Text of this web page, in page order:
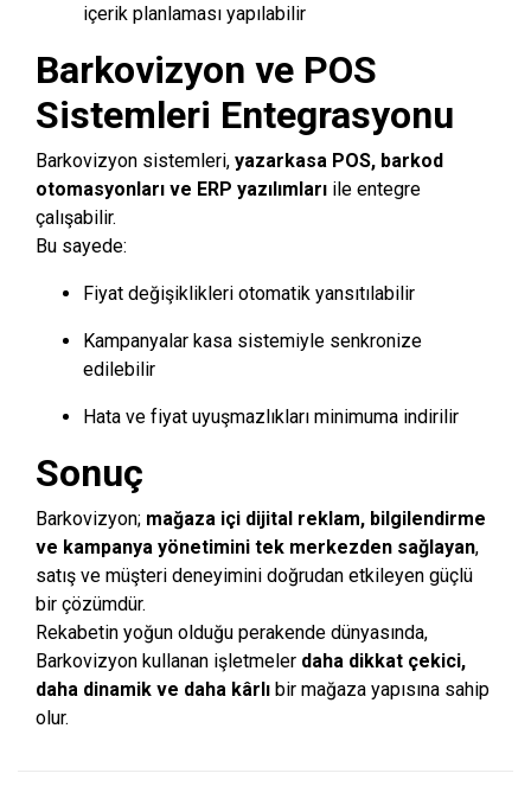
içerik planlaması yapılabilir
Barkovizyon ve POS
Sistemleri Entegrasyonu
Barkovizyon sistemleri, yazarkasa POS, barkod
otomasyonları ve ERP yazılımları ile entegre
çalışabilir.
Bu sayede:
Fiyat değişiklikleri otomatik yansıtılabilir
Kampanyalar kasa sistemiyle senkronize
edilebilir
Hata ve fiyat uyuşmazlıkları minimuma indirilir
Sonuç
Barkovizyon; mağaza içi dijital reklam, bilgilendirme
ve kampanya yönetimini tek merkezden sağlayan,
satış ve müşteri deneyimini doğrudan etkileyen güçlü
bir çözümdür.
Rekabetin yoğun olduğu perakende dünyasında,
Barkovizyon kullanan işletmeler daha dikkat çekici,
daha dinamik ve daha kârlı bir mağaza yapısına sahip
olur.